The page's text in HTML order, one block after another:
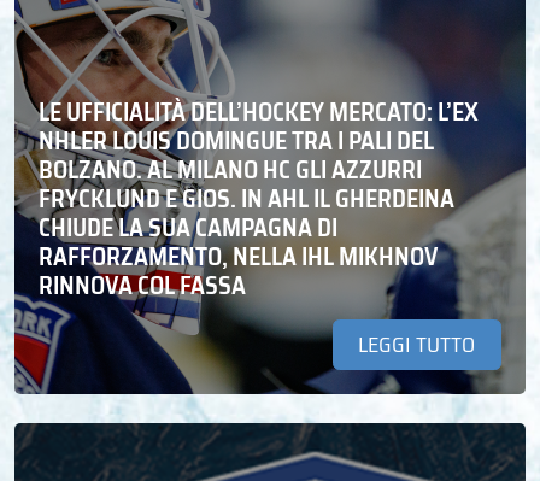
LE UFFICIALITÀ DELL’HOCKEY MERCATO: L’EX
NHLER LOUIS DOMINGUE TRA I PALI DEL
BOLZANO. AL MILANO HC GLI AZZURRI
FRYCKLUND E GIOS. IN AHL IL GHERDEINA
CHIUDE LA SUA CAMPAGNA DI
RAFFORZAMENTO, NELLA IHL MIKHNOV
RINNOVA COL FASSA
LEGGI TUTTO